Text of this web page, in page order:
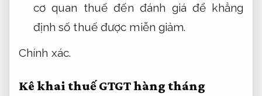
cơ quan thuế đến đánh giá để khẳng
định số thuế được miễn giảm.
Chính xác.
Kê khai thuế GTGT hàng tháng